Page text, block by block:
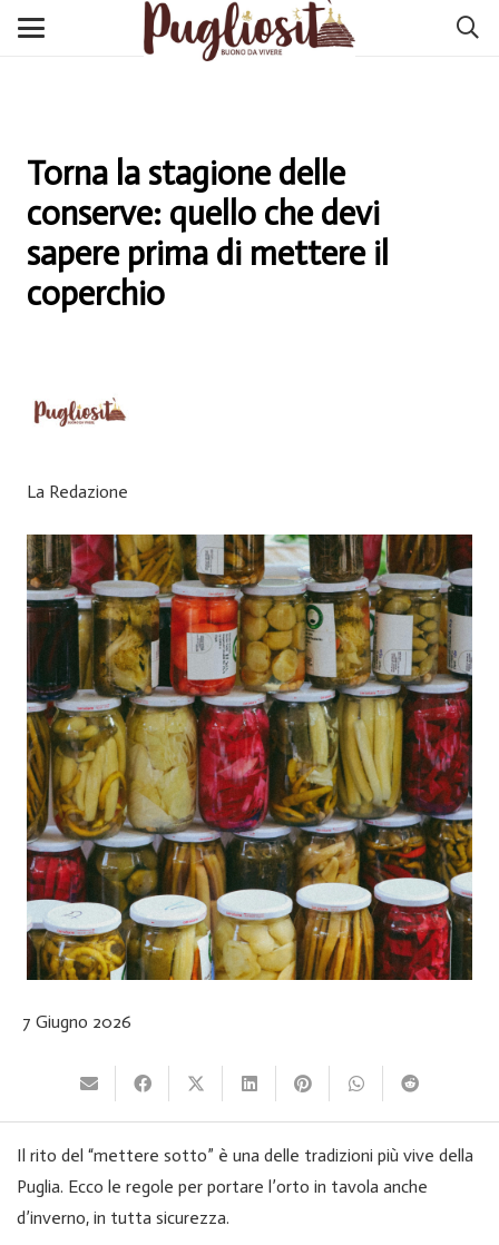
Torna la stagione delle
conserve: quello che devi
sapere prima di mettere il
coperchio
La Redazione
7 Giugno 2026
Il rito del “mettere sotto” è una delle tradizioni più vive della
Puglia. Ecco le regole per portare l’orto in tavola anche
d’inverno, in tutta sicurezza.